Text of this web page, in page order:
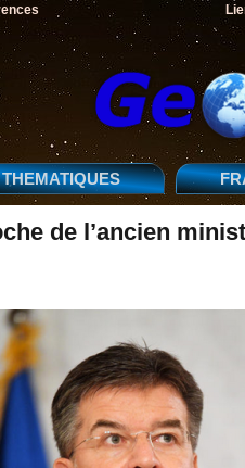
THEMATIQUES
de l’ancien